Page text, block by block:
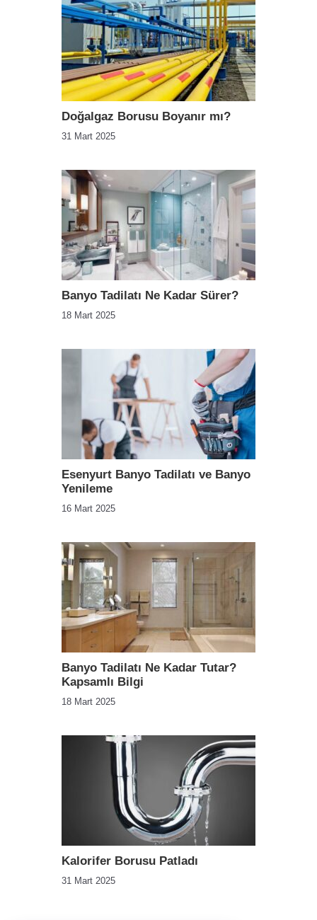
Doğalgaz Borusu Boyanır mı?
31 Mart 2025
Banyo Tadilatı Ne Kadar Sürer?
18 Mart 2025
Esenyurt Banyo Tadilatı ve Banyo
Yenileme
16 Mart 2025
Banyo Tadilatı Ne Kadar Tutar?
Kapsamlı Bilgi
18 Mart 2025
Kalorifer Borusu Patladı
31 Mart 2025